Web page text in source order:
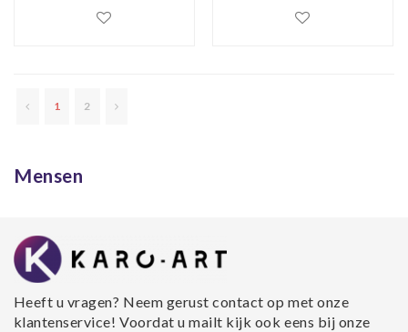
canvas ,
Wanddecoratie
1 2
Mensen
Heeft u vragen? Neem gerust contact op met onze
klantenservice! Voordat u mailt kijk ook eens bij onze